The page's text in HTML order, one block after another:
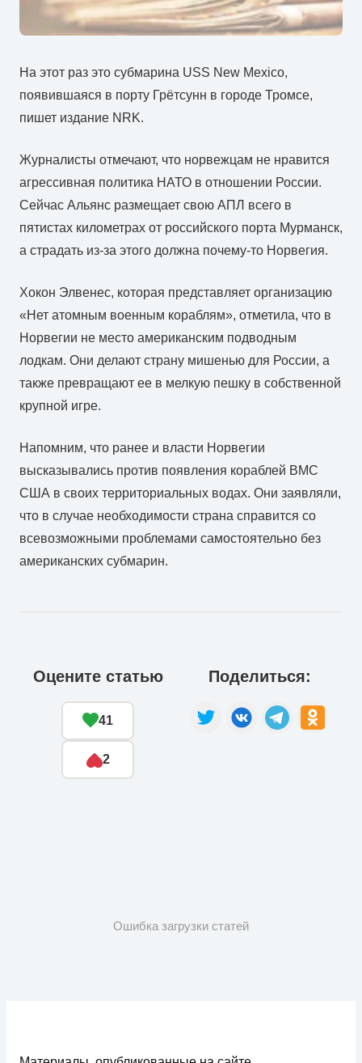
На этот раз это субмарина USS New Mexico,
появившаяся в порту Грётсунн в городе Тромсе,
пишет издание NRK.
Журналисты отмечают, что норвежцам не нравится
агрессивная политика НАТО в отношении России.
Сейчас Альянс размещает свою АПЛ всего в
пятистах километрах от российского порта Мурманск,
а страдать из-за этого должна почему-то Норвегия.
Хокон Элвенес, которая представляет организацию
«Нет атомным военным кораблям», отметила, что в
Норвегии не место американским подводным
лодкам. Они делают страну мишенью для России, а
также превращают ее в мелкую пешку в собственной
крупной игре.
Напомним, что ранее и власти Норвегии
высказывались против появления кораблей ВМС
США в своих территориальных водах. Они заявляли,
что в случае необходимости страна справится со
всевозможными проблемами самостоятельно без
американских субмарин.
Оцените статью
41
2
Поделиться:
Ошибка загрузки статей